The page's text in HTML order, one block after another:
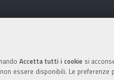
Accetta tutti i cookiesi
essere disponibili. Le